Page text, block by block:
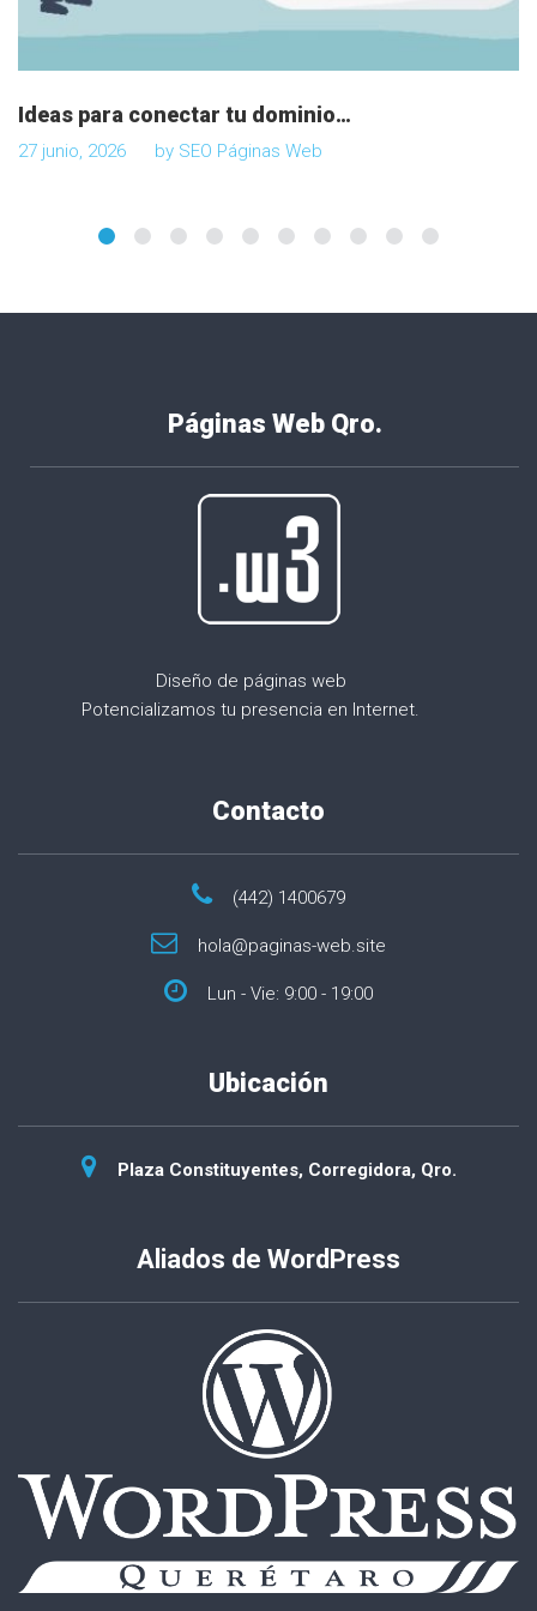
Ideas para conectar tu dominio…
27 junio, 2026 by SEO Páginas Web
Páginas Web Qro.
Diseño de páginas web
Potencializamos tu presencia en Internet.
Contacto
(442) 1400679
hola@paginas-web.site
Lun - Vie: 9:00 - 19:00
Ubicación
Plaza Constituyentes, Corregidora, Qro.
Aliados de WordPress